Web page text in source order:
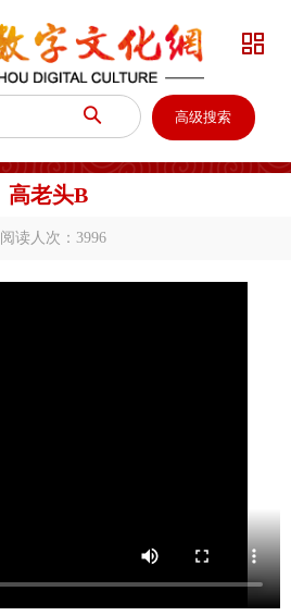
 高级搜索

高老头B
阅读人次： 3996